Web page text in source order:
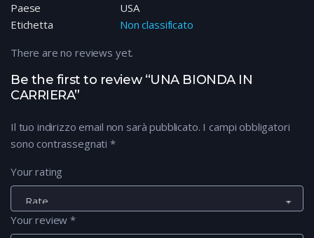
Paese
USA
Etichetta
Non classificato
Be the first to review “UNA BIONDA IN
CARRIERA”
Il tuo indirizzo email non sarà pubblicato. I campi obbligatori
sono contrassegnati *
Your rating
Your review*
There are no reviews yet.